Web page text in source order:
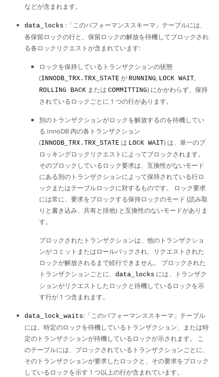
などが含まれます。
data_locks :「このパフォーマンススキーマ」テーブルには、
各保留ロックの行と、保留ロックの解放を待機してブロックされ
る各ロックリクエストが含まれています:
ロックを保持しているトランザクションの状態
(INNODB_TRX.TRX_STATE が RUNNING, LOCK WAIT,
ROLLING BACK または COMMITTING) にかかわらず、保持
されているロックごとに 1 つの行があります。
別のトランザクションがロックを解放するのを待機してい
る InnoDB 内の各トランザクション
(INNODB_TRX.TRX_STATE は LOCK WAIT) は、単一のブ
ロッキングロックリクエストによってブロックされます。
そのブロックしているロック要求は、互換性がないモード
にある別のトランザクションによって保持されている行ロ
ックまたはテーブルロックに対するものです。 ロック要求
には常に、要求をブロックする保持ロックのモード (読み取
りと書き込み、共有と排他) と互換性のないモードがありま
す。
ブロックされたトランザクションは、他のトランザクショ
ンがコミットまたはロールバックされ、リクエストされた
ロックが解放されるまで続行できません。 ブロックされた
トランザクションごとに、 data_locks には、トランザク
ションがリクエストしたロックと待機しているロックを示
す行が 1 つ含まれます。
data_lock_waits:「このパフォーマンススキーマ」テーブル
には、特定のロックを待機しているトランザクション、または特
定のトランザクションが待機しているロックが示されます。 こ
のテーブルには、ブロックされているトランザクションごとに、
そのトランザクションが要求したロックと、その要求をブロック
しているロックを示す 1 つ以上の行が含まれています。